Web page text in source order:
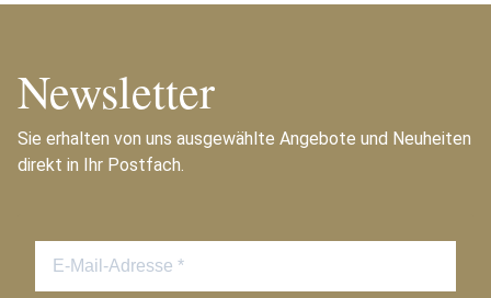
Newsletter
Sie erhalten von uns ausgewählte Angebote und Neuheiten
direkt in Ihr Postfach.